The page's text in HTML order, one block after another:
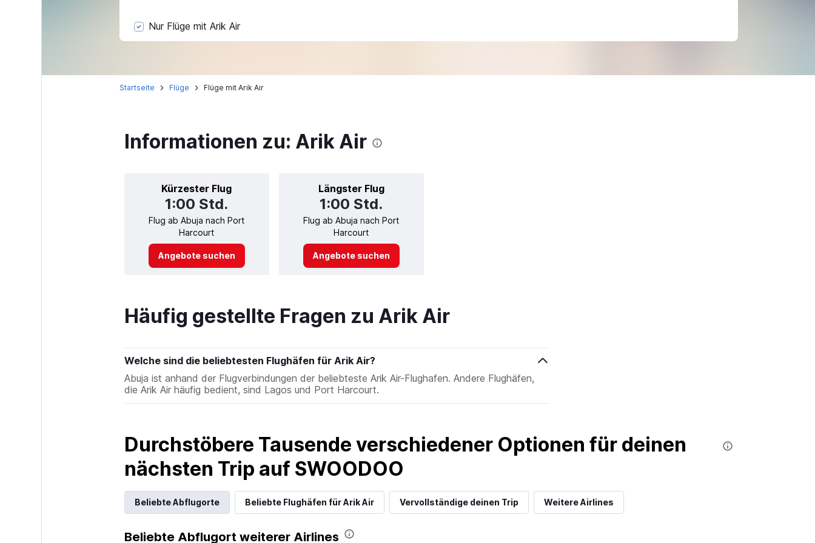
Nur Flüge mit Arik Air
Startseite Flüge Flüge mit Arik Air
Informationen zu: Arik Air
Kürzester Flug
1:00 Std.
Längster Flug
1:00 Std.
Flug ab Abuja nach Port
Harcourt
Angebote suchen
Flug ab Abuja nach Port
Harcourt
Angebote suchen
Häufig gestellte Fragen zu Arik Air
Welche sind die beliebtesten Flughäfen für Arik Air?
Abuja ist anhand der Flugverbindungen der beliebteste Arik Air-Flughafen. Andere Flughäfen,
die Arik Air häufig bedient, sind Lagos und Port Harcourt.
Durchstöbere Tausende verschiedener Optionen für deinen
nächsten Trip auf SWOODOO
Beliebte Abflugorte Beliebte Flughäfen für Arik Air Vervollständige deinen Trip Weitere Airlines
Beliebte Abflugort weiterer Airlines